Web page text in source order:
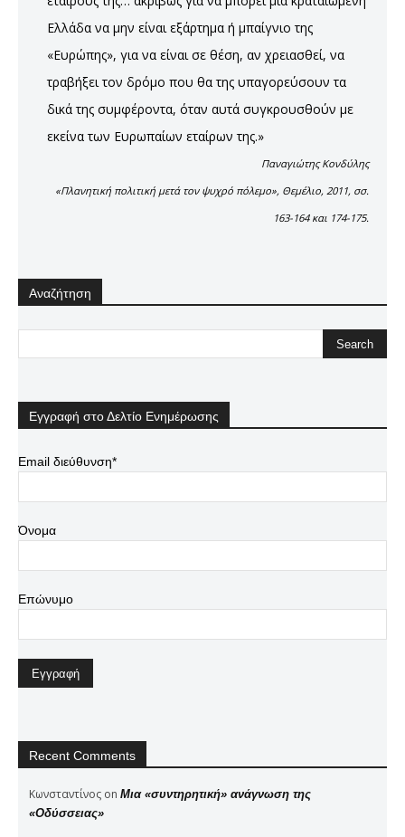
Ελλάδα να μην είναι εξάρτημα ή μπαίγνιο της
«Ευρώπης», για να είναι σε θέση, αν χρειασθεί, να
τραβήξει τον δρόμο που θα της υπαγορεύσουν τα
δικά της συμφέροντα, όταν αυτά συγκρουσθούν με
εκείνα των Ευρωπαίων εταίρων της.»
Παναγιώτης Κονδύλης
«Πλανητική πολιτική μετά τον ψυχρό πόλεμο», Θεμέλιο, 2011, σσ.
163-164 και 174-175.
Αναζήτηση
Εγγραφή στο Δελτίο Ενημέρωσης
Email διεύθυνση*
Όνομα
Επώνυμο
Recent Comments
Κωνσταντίνος on Μια «συντηρητική» ανάγνωση της
«Οδύσσειας»